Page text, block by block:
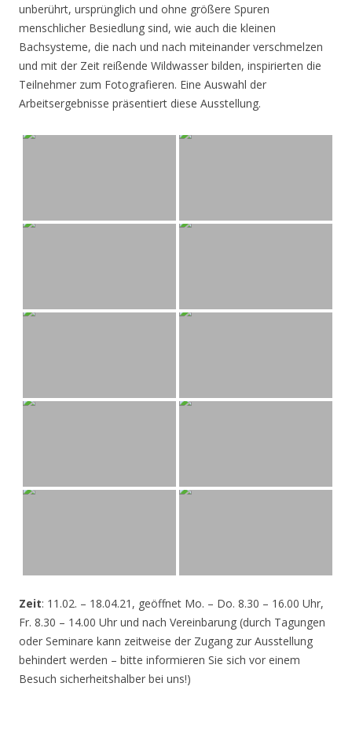
unberührt, ursprünglich und ohne größere Spuren
menschlicher Besiedlung sind, wie auch die kleinen
Bachsysteme, die nach und nach miteinander verschmelzen
und mit der Zeit reißende Wildwasser bilden, inspirierten die
Teilnehmer zum Fotografieren. Eine Auswahl der
Arbeitsergebnisse präsentiert diese Ausstellung.
Zeit: 11.02. – 18.04.21, geöffnet Mo. – Do. 8.30 – 16.00 Uhr,
Fr. 8.30 – 14.00 Uhr und nach Vereinbarung (durch Tagungen
oder Seminare kann zeitweise der Zugang zur Ausstellung
behindert werden – bitte informieren Sie sich vor einem
Besuch sicherheitshalber bei uns!)